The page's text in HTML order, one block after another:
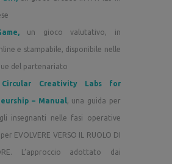
un gioco valutativo, in
e stampabile, disponibile nelle
del partenariato
Circular Creativity Labs for
– Manual , una guida per
insegnanti nelle fasi operative
EVOLVERE VERSO IL RUOLO DI
L’approccio adottato dai